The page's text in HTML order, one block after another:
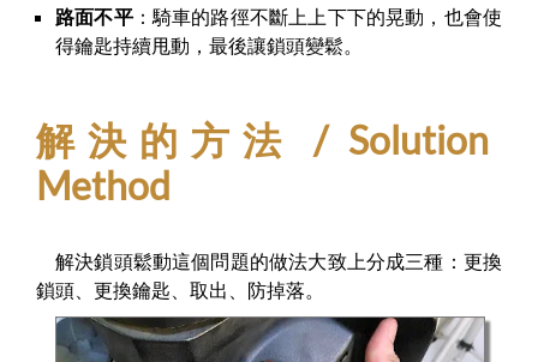
路面不平：騎車的路徑不斷上上下下的晃動，也會使
得鑰匙持續甩動，最後讓鎖頭變鬆。
解決的方法 / Solution
Method
解決鎖頭鬆動這個問題的做法大致上分成三種：更換
鎖頭、更換鑰匙、取出、防掉落。